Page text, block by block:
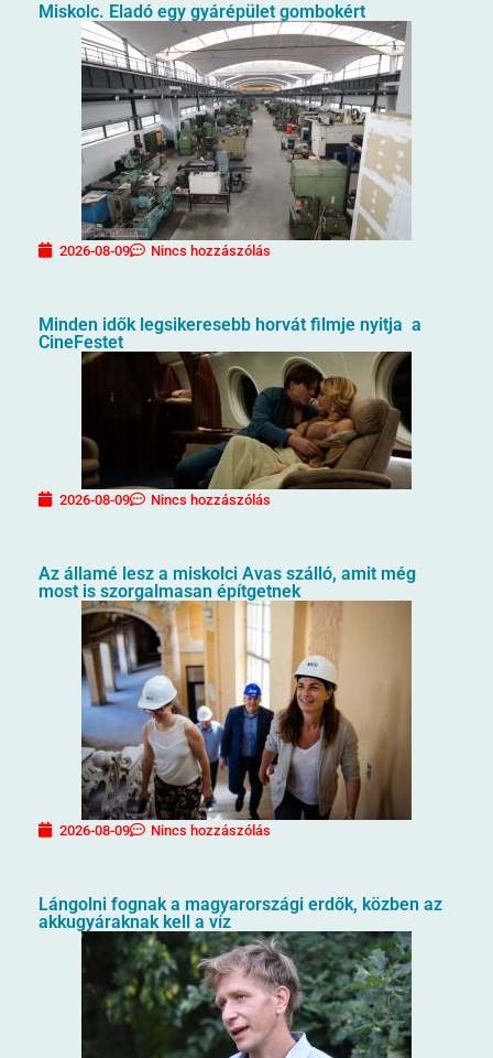
Miskolc. Eladó egy gyárépület gombokért
2026-08-09 Nincs hozzászólás
Minden idők legsikeresebb horvát filmje nyitja a
CineFestet
2026-08-09 Nincs hozzászólás
Az államé lesz a miskolci Avas szálló, amit még
most is szorgalmasan építgetnek
2026-08-09 Nincs hozzászólás
Lángolni fognak a magyarországi erdők, közben az
akkugyáraknak kell a víz